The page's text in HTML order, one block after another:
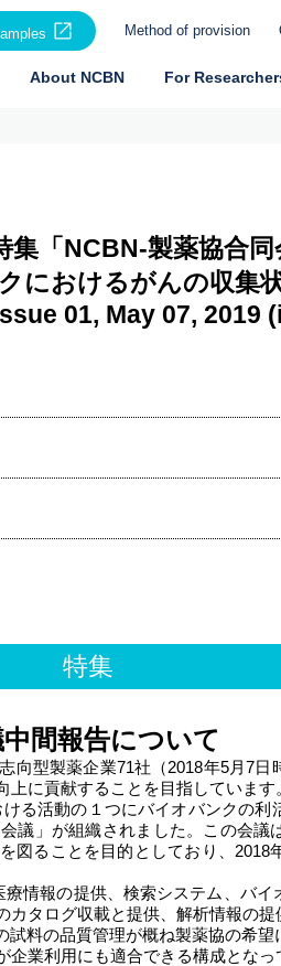
Method of provision
About NCBN For
「NCBN-製薬協合同
におけるがんの収集状
01, May 07, 2019
特集
間報告について
向型製薬企業71社（2018年5月7
に貢献することを目指していま
る活動の１つにバイオバンクの
議」が組織されました。この会議
図ることを目的としており、2018
情報の提供、検索システム、バイ
タログ収載と提供、解析情報の
料の品質管理が概ね製薬協の希
業利用にも適合できる構成とな